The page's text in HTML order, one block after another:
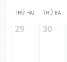
THỨ HAI THỨ BA
29 30